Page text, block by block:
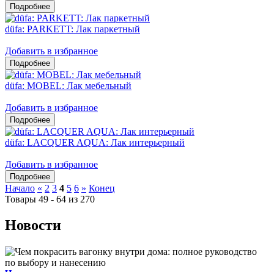
düfa: PARKETT: Лак паркетный
Добавить в избранное
düfa: MOBEL: Лак мебельный
Добавить в избранное
düfa: LACQUER AQUA: Лак интерьерный
Добавить в избранное
Начало « 2 3 4 5 6 » Конец
Товары 49 - 64 из 270
Новости